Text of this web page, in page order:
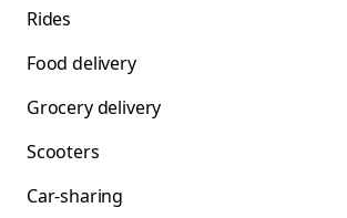
Rides
Food delivery
Grocery delivery
Scooters
Car-sharing